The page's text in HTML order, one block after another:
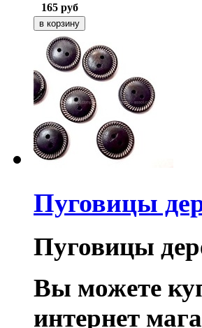
165 руб
Пуговицы
Пуговицы
Вы можете
интернет